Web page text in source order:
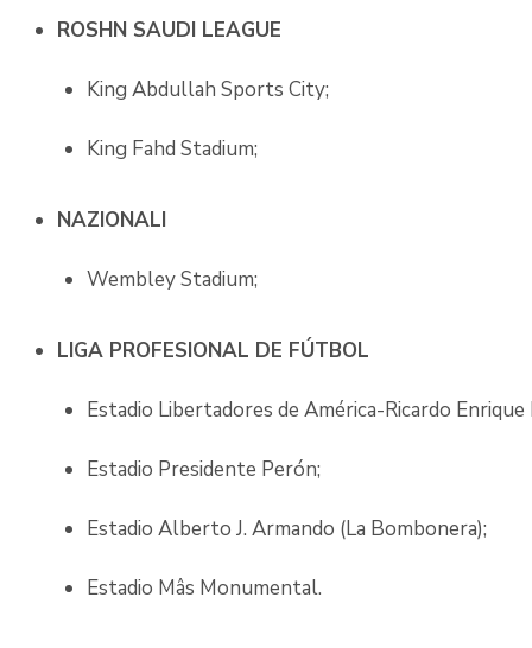
ROSHN SAUDI LEAGUE
King Abdullah Sports City;
King Fahd Stadium;
NAZIONALI
Wembley Stadium;
LIGA PROFESIONAL DE FÚTBOL
Estadio Libertadores de América-Ricardo Enrique
Estadio Presidente Perón;
Estadio Alberto J. Armando (La Bombonera);
Estadio Mâs Monumental.